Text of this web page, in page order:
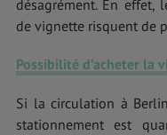
désagrément. En effet,
de vignette risquent de
Possibilité d’acheter la
Si la circulation à
stationnement est